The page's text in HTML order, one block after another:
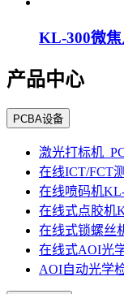
KL-300微
产品中心
PCBA设备
激光打标机
在线ICT/FCT
在线喷码机
在线式点胶机
在线式锁螺丝
在线式AOI光
AOI自动光学